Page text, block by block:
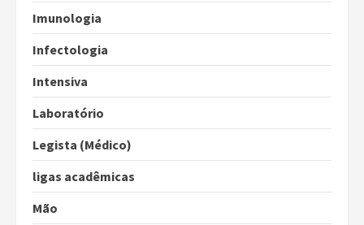
Imunologia
Infectologia
Intensiva
Laboratório
Legista (Médico)
ligas acadêmicas
Mão